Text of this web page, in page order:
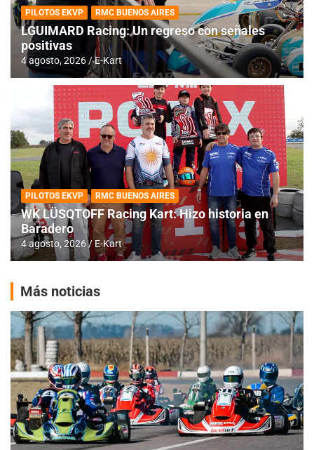
PILOTOS EKVP RMC BUENOS AIRES
LGUIMARD Racing: Un regreso con señales
positivas
4 agosto, 2026 E-Kart
PILOTOS EKVP RMC BUENOS AIRES
WK LÜSQTOFF Racing Kart: Hizo historia en
Baradero
4 agosto, 2026 E-Kart
Más noticias